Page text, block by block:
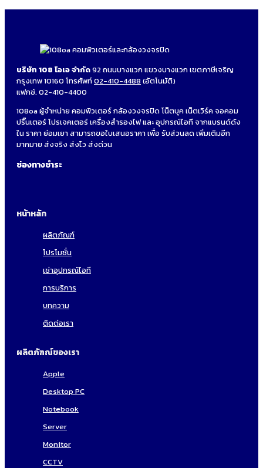
บริษัท 108 โอเอ จำกัด92 ถนนบางแวก แขวงบางแวก เขตภาษีเจริญ
กรุงเทพ 10160 โทรศัพท์02-410-4488 (อัตโนมัติ)
แฟกซ์. 02-410-4400
108oa ผู้จำหน่าย คอมพิวเตอร์ กล้องวงจรปิด โน็ตบุค เน็ตเวิร์ค จอคอม
ปริ๊นเตอร์ โปรเจคเตอร์ เครื่องสำรองไฟ และ อุปกรณ์ไอที จากแบรนด์ดัง
ใน ราคา ย่อมเยา สามารถขอใบเสนอราคา เพื่อ รับส่วนลด เพิ่มเติมอีก
มากมาย ส่งจริง ส่งไว ส่งด่วน
ช่องทางชำระ
หน้าหลัก
ผลิตภัณฑ์
โปรโมชั่น
เช่าอุปกรณ์ไอที
การบริการ
บทความ
ติดต่อเรา
ผลิตภัฑณ์ของเรา
Apple
Desktop PC
Notebook
Server
Monitor
CCTV